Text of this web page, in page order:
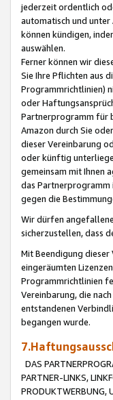
jederzeit ordentlich
automatisch und unter
können kündigen,
auswählen.
Ferner können wir
Sie Ihre Pflichten aus
Programmrichtlinien)
oder
Partnerprogramm für
Amazon durch Sie
dieser Vereinbarung
oder künftig
gemeinsam mit Ihnen
das Partnerprogramm
gegen die
Wir dürfen
sicherzustellen, dass
Mit Beendigung
eingeräumten
Programmrichtlinien
Vereinbarung, die
entstandenen
begangen wurde.
DAS
PARTNER-LINKS,
PRODUKTWERBUNG,